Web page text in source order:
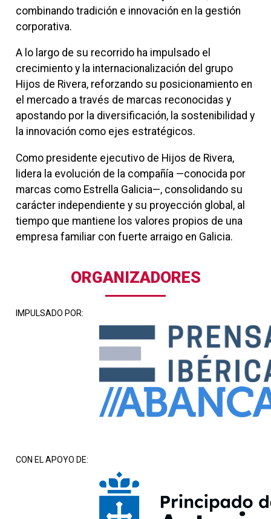
combinando tradición e innovación en la gestión
corporativa.
A lo largo de su recorrido ha impulsado el
crecimiento y la internacionalización del grupo
Hijos de Rivera, reforzando su posicionamiento en
el mercado a través de marcas reconocidas y
apostando por la diversificación, la sostenibilidad y
la innovación como ejes estratégicos.
Como presidente ejecutivo de Hijos de Rivera,
lidera la evolución de la compañía —conocida por
marcas como Estrella Galicia—, consolidando su
carácter independiente y su proyección global, al
tiempo que mantiene los valores propios de una
empresa familiar con fuerte arraigo en Galicia.
ORGANIZADORES
IMPULSADO POR:
CON EL APOYO DE: